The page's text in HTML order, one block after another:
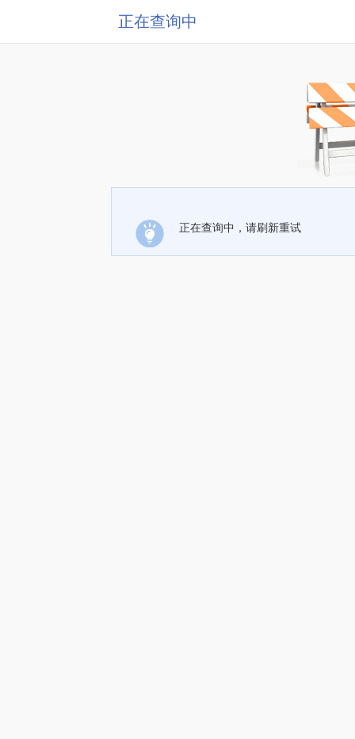
正在查询中
正在查询中，请刷新重试